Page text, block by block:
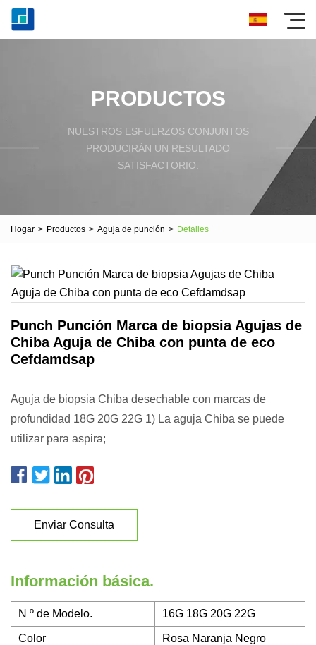
PRODUCTOS
NUESTROS ESFUERZOS CONJUNTOS
PRODUCIRÁN UN RESULTADO
SATISFACTORIO.
Hogar > Productos > Aguja de punción > Detalles
Punch Punción Marca de biopsia Agujas de
Chiba Aguja de Chiba con punta de eco
Cefdamdsap
Aguja de biopsia Chiba desechable con marcas de
profundidad 18G 20G 22G 1) La aguja Chiba se puede
utilizar para aspira;
Enviar Consulta
Información básica.
N º de Modelo. 16G 18G 20G 22G
Color Rosa Naranja Negro